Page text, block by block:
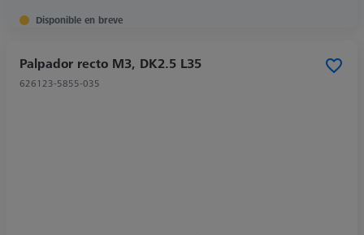
Disponible en breve
Palpador recto M3, DK2.5 L35
626123-5855-035